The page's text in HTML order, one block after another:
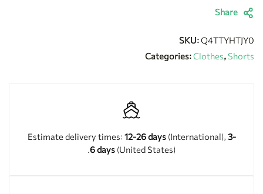
Share
SKU:Q4TTYHTJY0
Categories:Clothes,Shorts
Estimate delivery times:12-26 days(International),3-
6 days(United States).